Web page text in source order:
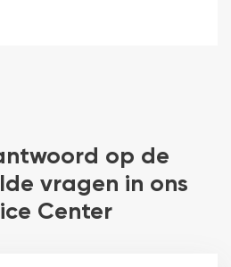
op de
vragen in ons
Center